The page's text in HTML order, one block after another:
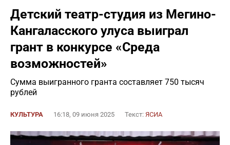
Детский театр-студия из Мегино-
Кангаласского улуса выиграл
грант в конкурсе «Среда
возможностей»
Сумма выигранного гранта составляет 750 тысяч
рублей
КУЛЬТУРА 16:18, 09 июня 2025 Текст: ЯСИА